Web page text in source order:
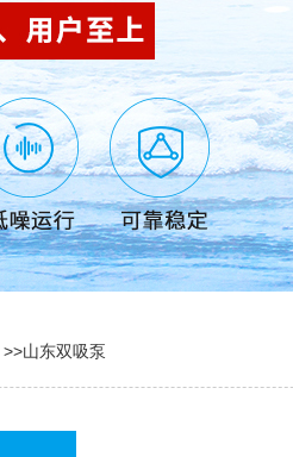
>>山东双吸泵